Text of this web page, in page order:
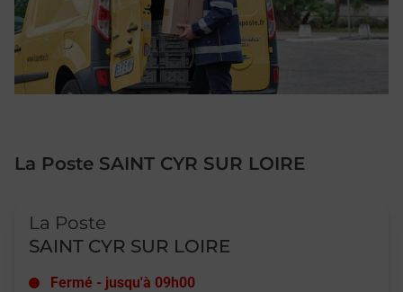
La Poste SAINT CYR SUR LOIRE
La Poste
SAINT CYR SUR LOIRE
Fermé - jusqu'à 09h00